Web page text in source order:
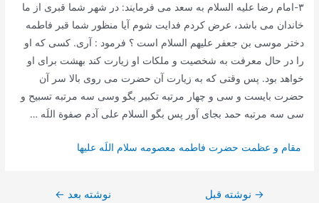
٣-امام رضا علیه السلام به سعد می فرمایند: در شهر شما قبری از ما
خاندان می باشد، عرض کردم فدایت شوم آیا منظور شما قبر فاطمه
دختر موسی بن جعفر علیهم السلام است ؟ فرمود : آری. کسی که او
را در حال معرفت به شخصیت و ملکات او زیارت کند بهشت برای او
خواهد بود. پس وقتی که به زیارت آن حضرت می روی بالا سر آن
حضرت بایست و سی و چهار مرتبه تکبیر بگو وسی سه مرتبه تسبیح و
سی سه مرتبه حمد بجای آور پس بگو السلام علی آدم صفوة اللَه …
مقام و عظمت حضرت فاطمه معصومه سلام اللَه عليها
راهبری
→ نوشته قبل نوشته بعد ←